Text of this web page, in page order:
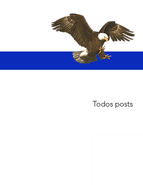
Todos posts